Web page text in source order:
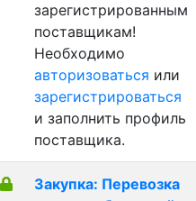
зарегистрированным
поставщикам!
Необходимо
авторизоваться или
зарегистрироваться
и заполнить профиль
поставщика.
Закупка: Перевозка